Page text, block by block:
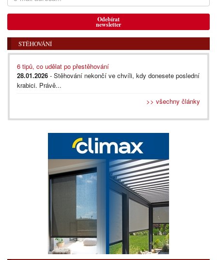
Odebírat
newsletter
STĚHOVÁNÍ
6 tipů, co udělat po přestěhování
28.01.2026 - Stěhování nekončí ve chvíli, kdy donesete poslední
krabici. Právě...
>> všechny články